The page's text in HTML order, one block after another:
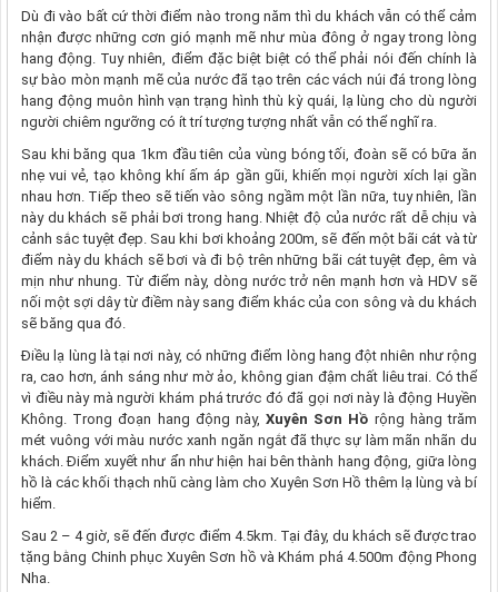
Dù đi vào bất cứ thời điểm nào trong năm thì du khách vẫn có thể cảm
nhận được những cơn gió mạnh mẽ như mùa đông ở ngay trong lòng
hang động. Tuy nhiên, điểm đặc biệt biệt có thể phải nói đến chính là
sự bào mòn mạnh mẽ của nước đã tạo trên các vách núi đá trong lòng
hang động muôn hình vạn trạng hình thù kỳ quái, lạ lùng cho dù người
người chiêm ngưỡng có ít trí tượng tượng nhất vẫn có thể nghĩ ra.
Sau khi băng qua 1km đầu tiên của vùng bóng tối, đoàn sẽ có bữa ăn
nhẹ vui vẻ, tạo không khí ấm áp gần gũi, khiến mọi người xích lại gần
nhau hơn. Tiếp theo sẽ tiến vào sông ngầm một lần nữa, tuy nhiên, lần
này du khách sẽ phải bơi trong hang. Nhiệt độ của nước rất dễ chịu và
cảnh sắc tuyệt đẹp. Sau khi bơi khoảng 200m, sẽ đến một bãi cát và từ
điểm này du khách sẽ bơi và đi bộ trên những bãi cát tuyệt đẹp, êm và
mịn như nhung. Từ điểm này, dòng nước trở nên mạnh hơn và HDV sẽ
nối một sợi dây từ điềm này sang điểm khác của con sông và du khách
sẽ băng qua đó.
Điều lạ lùng là tại nơi này, có những điểm lòng hang đột nhiên như rộng
ra, cao hơn, ánh sáng như mờ ảo, không gian đậm chất liêu trai. Có thể
vì điều này mà người khám phá trước đó đã gọi nơi này là động Huyền
Không. Trong đoạn hang động này,Xuyên Sơn Hồ rộng hàng trăm
mét vuông với màu nước xanh ngăn ngắt đã thực sự làm mãn nhãn du
khách. Điểm xuyết như ẩn như hiện hai bên thành hang động, giữa lòng
hồ là các khối thạch nhũ càng làm cho Xuyên Sơn Hồ thêm lạ lùng và bí
hiểm.
Sau 2 – 4 giờ, sẽ đến được điểm 4.5km. Tại đây, du khách sẽ được trao
tặng bằng Chinh phục Xuyên Sơn hồ và Khám phá 4.500m động Phong
Nha.